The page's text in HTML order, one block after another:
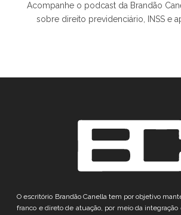
Acompanhe o podcast da Brandão
sobre direito previdenciário, INSS e
O escritório Brandão Canella tem por objetivo
franco e direto de atuação, por meio da integração